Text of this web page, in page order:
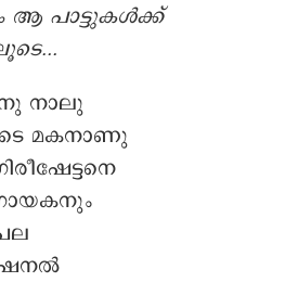
ആ പാട്ടുകൾക്ക്
നാലു
മകനാണു